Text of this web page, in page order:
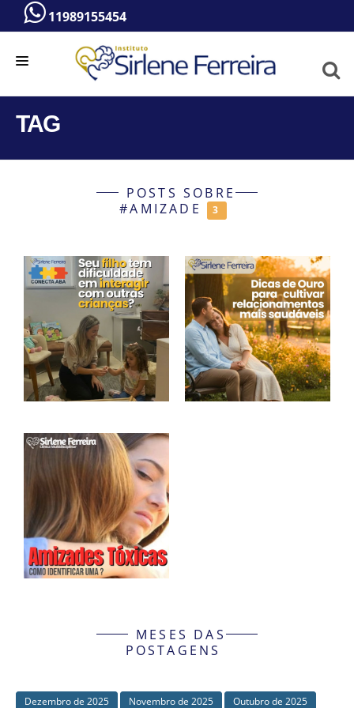
11989155454
CONTATO
ATENDIMENTO
TAG
POSTS SOBRE
#AMIZADE 3
MESES DAS
POSTAGENS
Dezembro de 2025 Novembro de 2025
Outubro de 2025